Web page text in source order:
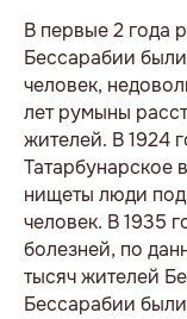
В первые 2 года
Бессарабии
человек,
лет румыны
жителей. В 1924
Татарбунарское
нищеты люди
человек. В 1935
болезней, по
тысяч жителей
Бессарабии